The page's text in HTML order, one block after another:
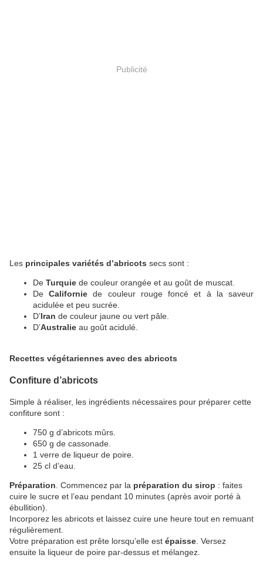
Publicité
Les principales variétés d’abricots secs sont :
De Turquie de couleur orangée et au goût de muscat.
DeCalifornie de couleur rouge foncé et à la saveur
acidulée et peu sucrée.
D’Iran de couleur jaune ou vert pâle.
D’Australie au goût acidulé.
Recettes végétariennes avec des abricots
Confiture d’abricots
Simple à réaliser, les ingrédients nécessaires pour préparer cette
confiture sont :
750 g d’abricots mûrs.
650 g de cassonade.
1 verre de liqueur de poire.
25 cl d’eau.
Préparation . Commencez par la préparation du sirop : faites
cuire le sucre et l’eau pendant 10 minutes (après avoir porté à
ébullition).
Incorporez les abricots et laissez cuire une heure tout en remuant
régulièrement.
Votre préparation est prête lorsqu’elle est épaisse . Versez
ensuite la liqueur de poire par-dessus et mélangez.